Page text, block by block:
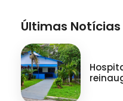
Últimas Notícias